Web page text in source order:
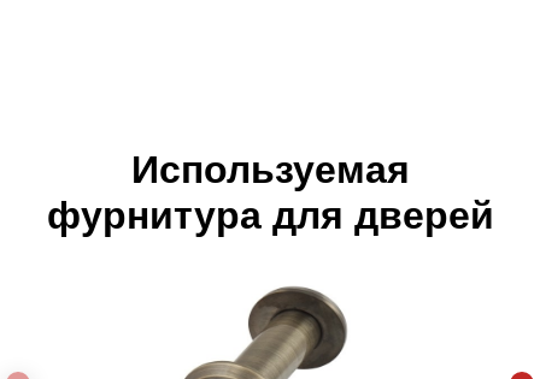
Используемая
фурнитура для дверей